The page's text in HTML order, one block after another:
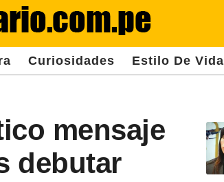
Curiosidades Estilo De Vida
mensaje
debutar